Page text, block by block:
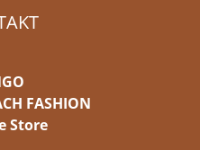
FASHION
Store